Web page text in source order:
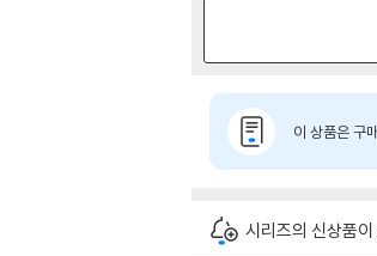
이 상품은 구
시리즈의 신상품